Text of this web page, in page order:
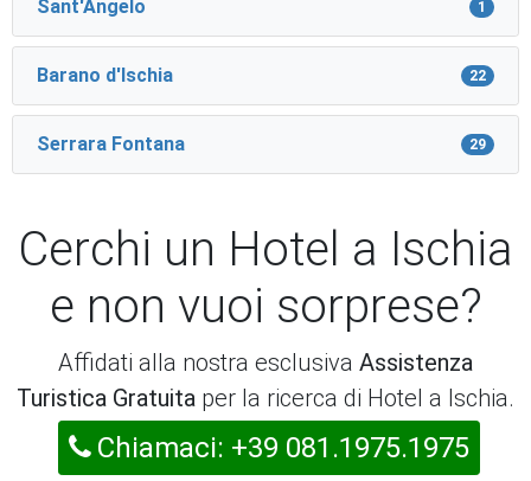
Sant'Angelo 1
Barano d'Ischia 22
Serrara Fontana 29
Cerchi un Hotel a Ischia
e non vuoi sorprese?
Affidati alla nostra esclusiva Assistenza
Turistica Gratuita per la ricerca di Hotel a Ischia.
Chiamaci: +39 081.1975.1975